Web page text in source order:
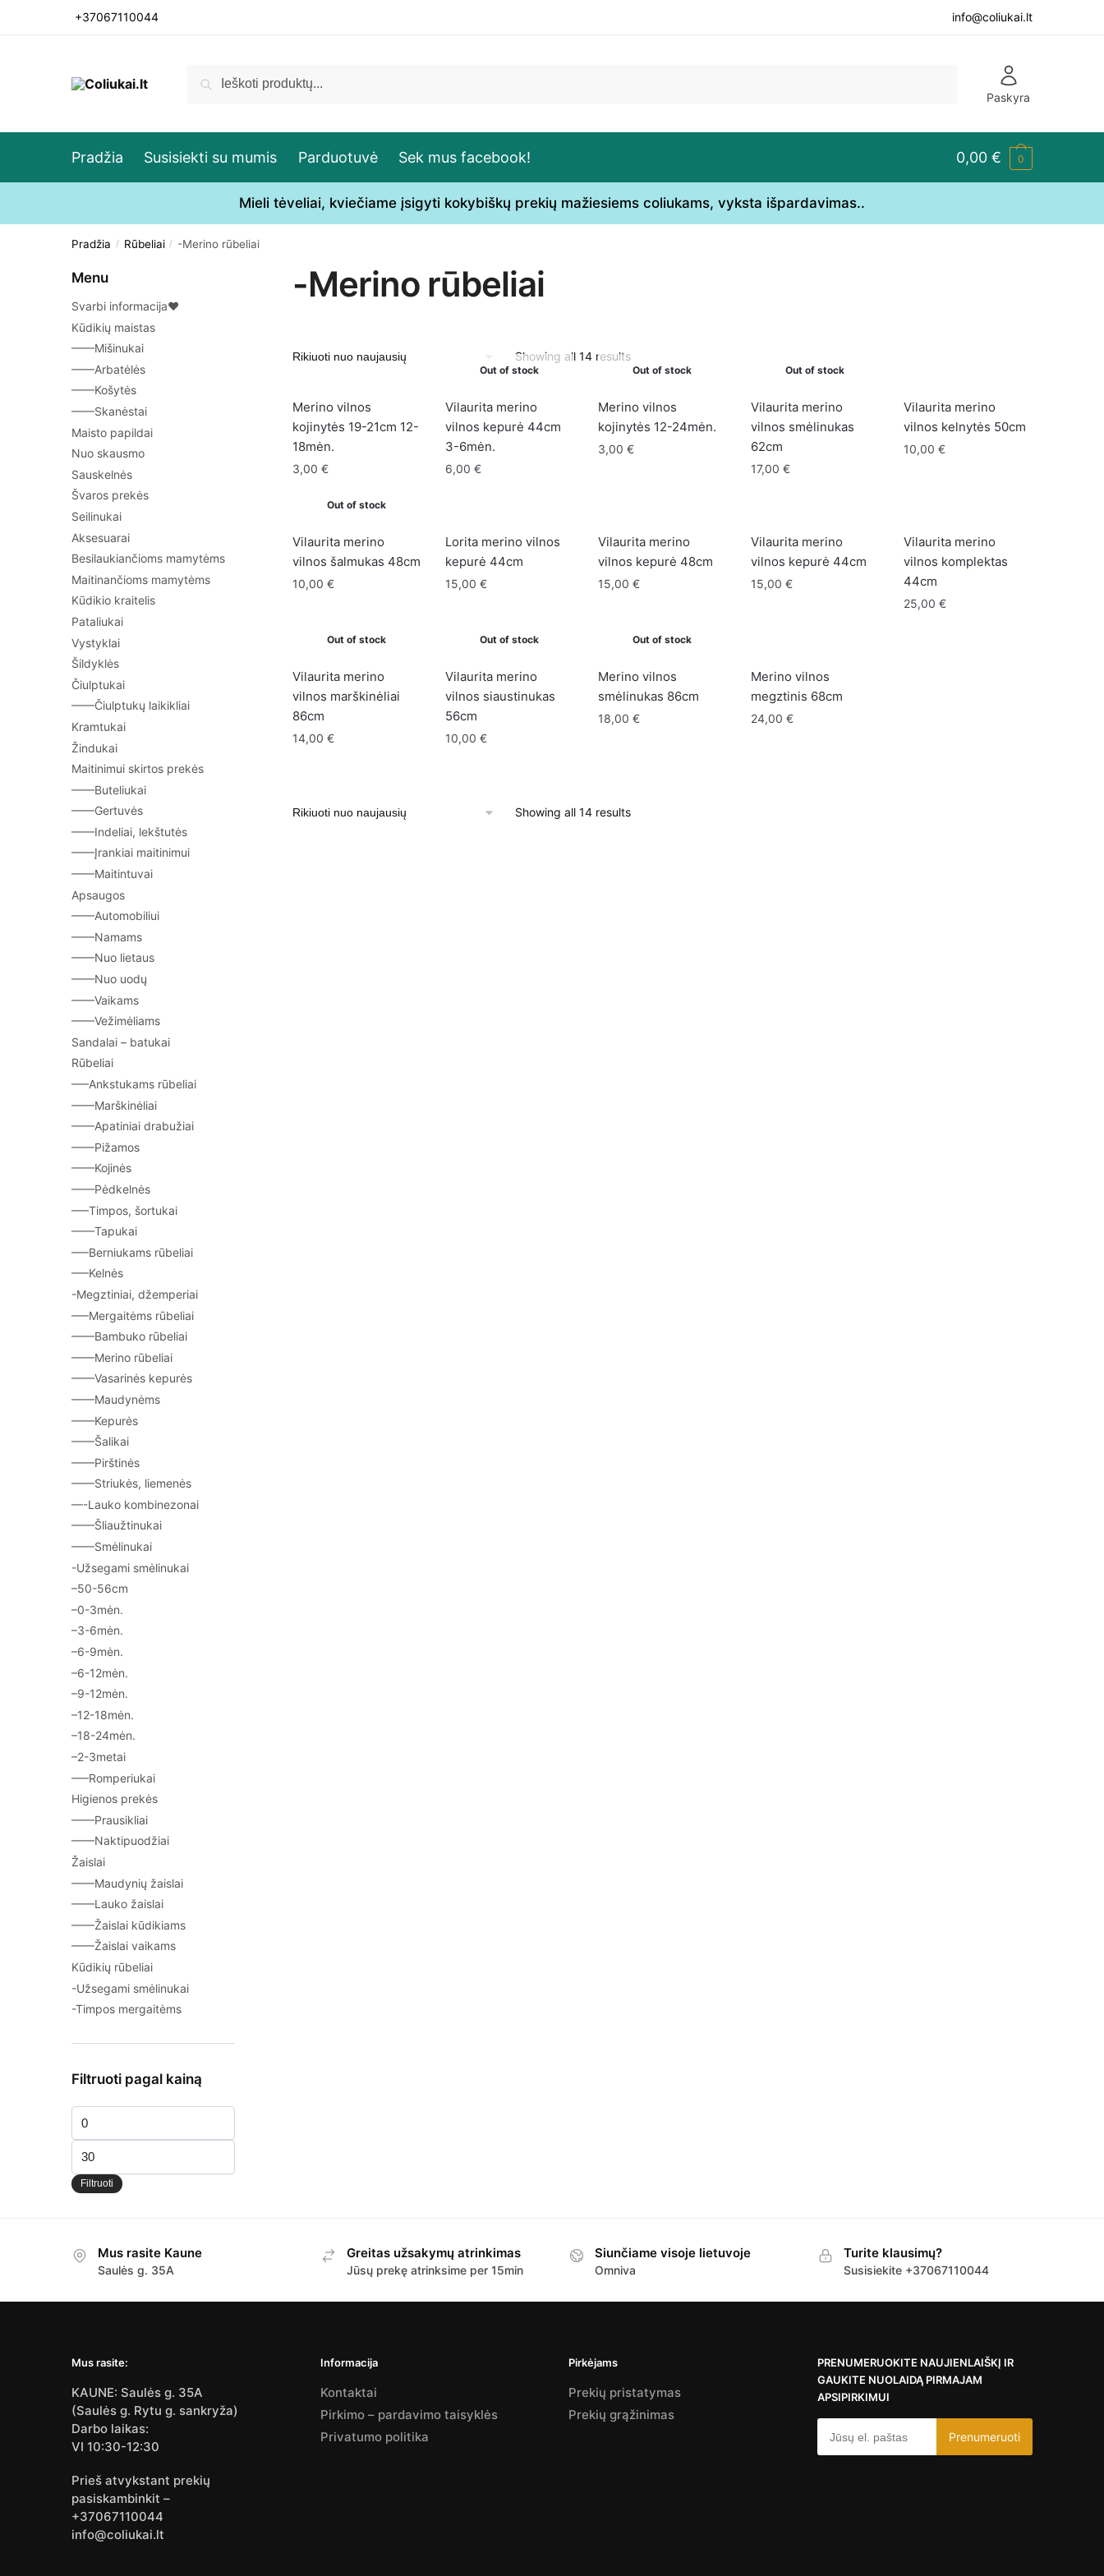
+37067110044 info@coliukai.lt
Ieškoti:
Ieškoti
Paskyra
Pradžia Susisiekti su mumis Parduotuvė Sek mus facebook! 0,00 € 0
Mieli tėveliai, kviečiame įsigyti kokybiškų prekių mažiesiems coliukams, vyksta išpardavimas..
Pradžia / Rūbeliai / -Merino rūbeliai
-Merino rūbeliai
Showing all 14 resultsSorted
by
Merino vilnos
kojinytės 19-21cm 12-
18mėn.
3,00€
Out of stock
Vilaurita merino
vilnos kepurė 44cm
3-6mėn.
6,00€
Out of stock
Merino vilnos
kojinytės 12-24mėn.
3,00€
Out of stock
Vilaurita merino
vilnos smėlinukas
62cm
17,00€
Vilaurita merino
vilnos kelnytės 50cm
10,00€
Out of stock
Vilaurita merino
vilnos šalmukas 48cm
10,00€
Lorita merino vilnos
kepurė 44cm
15,00€
Vilaurita merino
vilnos kepurė 48cm
15,00€
Vilaurita merino
vilnos kepurė 44cm
15,00€
Vilaurita merino
vilnos komplektas
44cm
25,00€
Out of stock
Vilaurita merino
vilnos marškinėliai
86cm
14,00€
Out of stock
Vilaurita merino
vilnos siaustinukas
56cm
10,00€
Out of stock
Merino vilnos
smėlinukas 86cm
18,00€
Merino vilnos
megztinis 68cm
24,00€
Showing all 14 resultsSorted
Menu
Svarbi informacija♥
Kūdikių maistas
——Mišinukai
——Arbatėlės
——Košytės
——Skanėstai
Maisto papildai
Nuo skausmo
Sauskelnės
Švaros prekės
Seilinukai
Aksesuarai
Besilaukiančioms mamytėms
Maitinančioms mamytėms
Kūdikio kraitelis
Pataliukai
Vystyklai
Šildyklės
Čiulptukai
——Čiulptukų laikikliai
Kramtukai
Žindukai
Maitinimui skirtos prekės
——Buteliukai
——Gertuvės
——Indeliai, lekštutės
——Įrankiai maitinimui
——Maitintuvai
Apsaugos
——Automobiliui
——Namams
——Nuo lietaus
——Nuo uodų
——Vaikams
——Vežimėliams
Sandalai – batukai
Rūbeliai
—–Ankstukams rūbeliai
——Marškinėliai
——Apatiniai drabužiai
——Pižamos
——Kojinės
——Pėdkelnės
—–Timpos, šortukai
——Tapukai
—–Berniukams rūbeliai
—–Kelnės
-Megztiniai, džemperiai
—–Mergaitėms rūbeliai
——Bambuko rūbeliai
——Merino rūbeliai
——Vasarinės kepurės
——Maudynėms
——Kepurės
——Šalikai
——Pirštinės
——Striukės, liemenės
—-Lauko kombinezonai
——Šliaužtinukai
——Smėlinukai
-Užsegami smėlinukai
–50-56cm
–0-3mėn.
–3-6mėn.
–6-9mėn.
–6-12mėn.
–9-12mėn.
–12-18mėn.
–18-24mėn.
–2-3metai
—–Romperiukai
Higienos prekės
——Prausikliai
——Naktipuodžiai
Žaislai
——Maudynių žaislai
——Lauko žaislai
——Žaislai kūdikiams
——Žaislai vaikams
Kūdikių rūbeliai
-Užsegami smėlinukai
-Timpos mergaitėms
Filtruoti pagal kainą
kaina
Maks
kaina
Filtruoti
Mus rasite Kaune
Saulės g. 35A
Greitas užsakymų atrinkimas
Jūsų prekę atrinksime per 15min
Siunčiame visoje lietuvoje
Omniva
Turite klausimų?
Susisiekite +37067110044
Mus rasite:
KAUNE: Saulės g. 35A
(Saulės g. Rytu g. sankryža)
Darbo laikas:
VI 10:30-12:30
Prieš atvykstant prekių
pasiskambinkit –
+37067110044
info@coliukai.lt
Informacija
Kontaktai
Pirkimo – pardavimo taisyklės
Privatumo politika
Pirkėjams
Prekių pristatymas
Prekių grąžinimas
PRENUMERUOKITE NAUJIENLAIŠKĮ IR
GAUKITE NUOLAIDĄ PIRMAJAM
APSIPIRKIMUI